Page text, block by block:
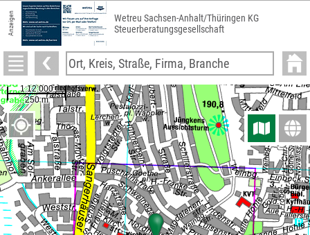
Anzeigen
Wetreu Sachsen-Anhalt/Thüringen KG
Steuerberatungsgesellschaft